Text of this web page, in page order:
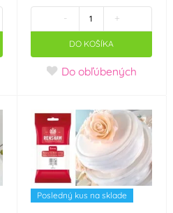
- +
DO KOŠÍKA
Do obľúbených
Posledný kus na sklade